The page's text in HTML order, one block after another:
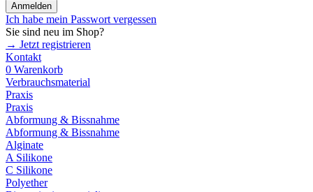
Anmelden
Ich habe mein Passwort vergessen
Sie sind neu im Shop?
→ Jetzt registrieren
Kontakt
0 Warenkorb
Verbrauchsmaterial
Praxis
Praxis
Abformung & Bissnahme
Abformung & Bissnahme
Alginate
A Silikone
C Silikone
Polyether